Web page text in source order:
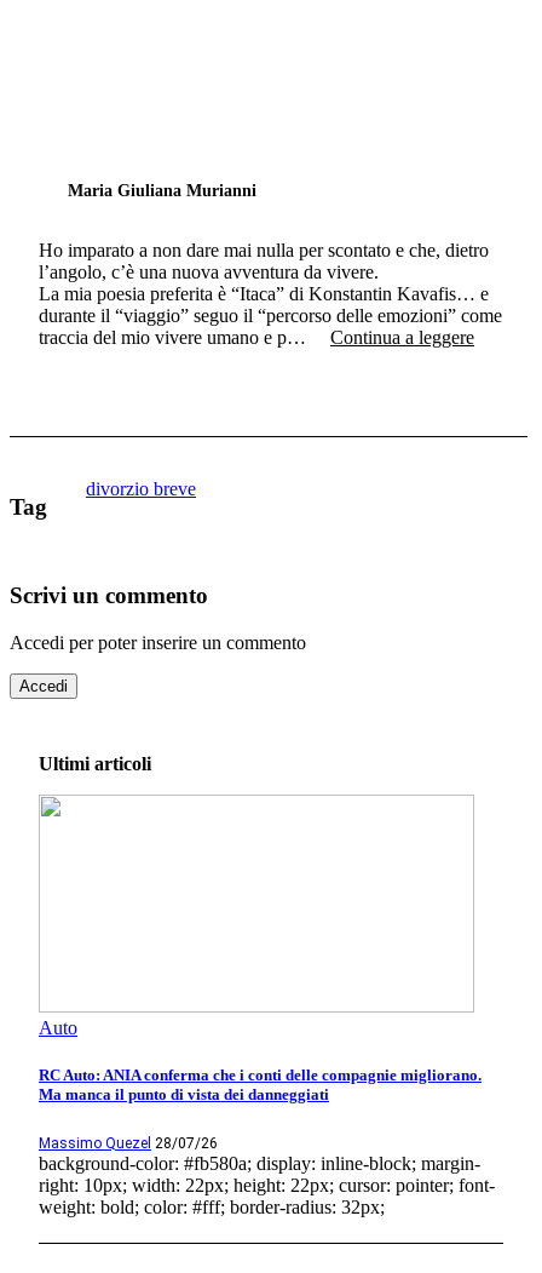
Maria Giuliana Murianni
Ho imparato a non dare mai nulla per scontato e che, dietro
l’angolo, c’è una nuova avventura da vivere.
La mia poesia preferita è “Itaca” di Konstantin Kavafis… e
durante il “viaggio” seguo il “percorso delle emozioni” come
traccia del mio vivere umano e p…
Continua a leggere
Tag
divorzio breve
Scrivi un commento
Accedi per poter inserire un commento
Accedi
Ultimi articoli
Auto
RC Auto: ANIA conferma che i conti delle compagnie migliorano.
Ma manca il punto di vista dei danneggiati
Massimo Quezel 28/07/26
background-color: #fb580a; display: inline-block; margin-
right: 10px; width: 22px; height: 22px; cursor: pointer; font-
weight: bold; color: #fff; border-radius: 32px;